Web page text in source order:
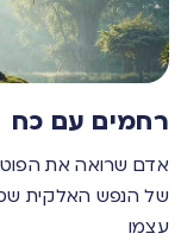
רחמים עם כח
אדם שרואה את
של הנפש האלקית
עצמו